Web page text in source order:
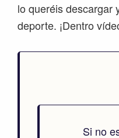
lo queréis descargar
deporte. ¡Dentro
Si no